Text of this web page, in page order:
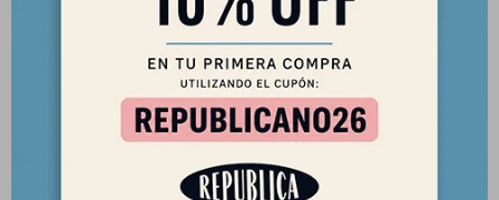
80% Cotton / 20% Polyester
sensación suave y confortable, ideal para el uso diario.
Diseñada para un calce cómodo y natural, se adapta fácilmente
a looks casuales, urbanos o de inspiración surf, entregando
Una prenda esencial de temporada, que combina